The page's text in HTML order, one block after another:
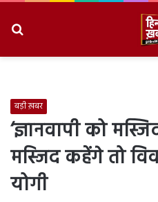
बड़ी ख़बर
‘ज्ञानवापी को
मस्‍ज‍िद कहेंगे तो
योगी